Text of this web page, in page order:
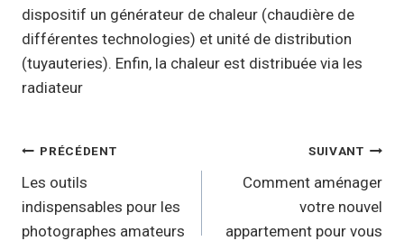
dispositif un générateur de chaleur (chaudière de
différentes technologies) et unité de distribution
(tuyauteries). Enfin, la chaleur est distribuée via les
radiateur
Navigation
de
l’article
PRÉCÉDENT
Les outils
indispensables pour les
photographes amateurs
SUIVANT
Comment aménager
votre nouvel
appartement pour vous